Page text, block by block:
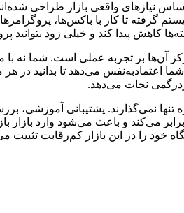
نیازهای واقعی بازار طراحی
گرفته تا کار با باکس‌ها،
کاهش پیدا کند و خیلی زود بتوانید
آن‌ها بر تجربه عملی است. شما
اعتمادبه‌نفس می‌دهد تا بدانید در
نجات می‌دهد.
تنها نمی‌گذارند. پشتیبانی
می‌کند و باعث می‌شود وارد
خود را در این بازار کم‌رقابت تثبیت